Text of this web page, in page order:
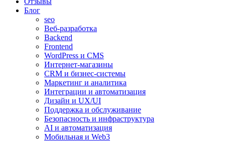
Блог
seo
Веб-разработка
Backend
Frontend
WordPress и CMS
Интернет-магазины
CRM и бизнес-системы
Маркетинг и аналитика
Интеграции и автоматизация
Дизайн и UX/UI
Поддержка и обслуживание
Безопасность и инфраструктура
AI и автоматизация
Мобильная и Web3